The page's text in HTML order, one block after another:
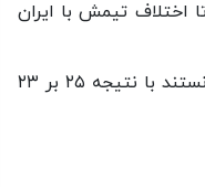
تا اختلاف تیمش با ایران
در انتهای ست دوم این دیدار، بلندقامتان ایران تیم برتر میدان بوده و توانستند با نتیجه ۲۵ بر ۲۳